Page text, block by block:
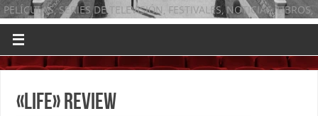
PELÍCULAS, SERIES DE TELEVISIÓN, FESTIVALES, NOTICIAS, LIBROS,
DVD & BLURAY, MERCHANDISING Y TODO LO QUE RODEA AL
SÉPTIMO ARTE
«Life» review